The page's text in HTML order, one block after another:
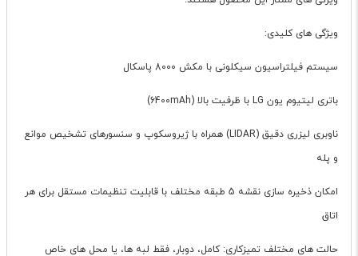
ویژگی های کلیدی:
سیستم فیلتراسیون سیکلونی با مکش 8000 پاسکال
باتری لیتیوم یون LG با ظرفیت بالا (6400mAh)
ناوبری لیزری دقیق (LIDAR) همراه با ژیروسکوپ و سنسورهای تشخیص موانع
و پله
امکان ذخیره سازی نقشه 5 طبقه مختلف با قابلیت تنظیمات مستقل برای هر
اتاق
حالت های مختلف تمیزکاری: کامل، دوبار، فقط لبه ها، یا محل های خاص